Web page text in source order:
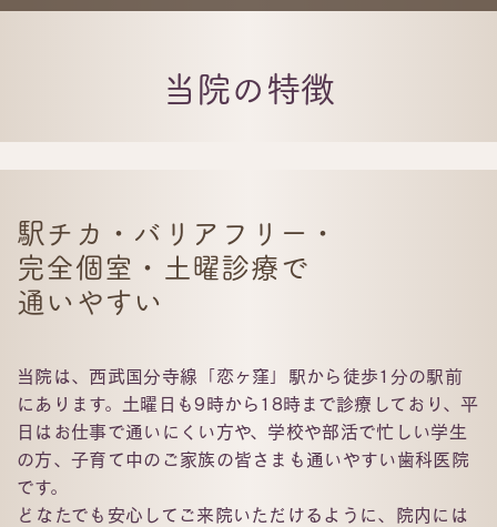
当院の特徴
駅チカ・バリアフリー・
完全個室・ 土曜診療で
通いやすい
当院は、西武国分寺線「恋ヶ窪」駅から徒歩1分の駅前
にあります。⼟曜⽇も9時から18時まで診療しており、平
日はお仕事で通いにくい方や、学校や部活で忙しい学生
の方、子育て中のご家族の皆さまも通いやすい歯科医院
です。
どなたでも安心してご来院いただけるように、院内には